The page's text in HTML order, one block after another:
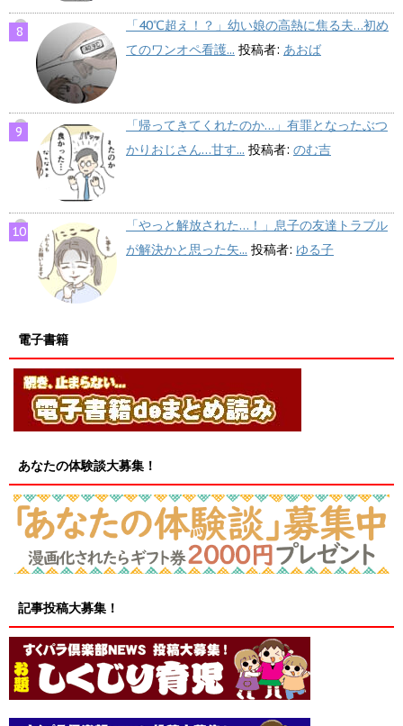
「40℃超え！？」幼い娘の高熱に焦る夫…初め
てのワンオペ看護... 投稿者: あおば
「帰ってきてくれたのか…」有罪となったぶつ
かりおじさん…甘す... 投稿者: のむ吉
「やっと解放された…！」息子の友達トラブル
が解決かと思った矢... 投稿者: ゆる子
電子書籍
あなたの体験談大募集！
記事投稿大募集！